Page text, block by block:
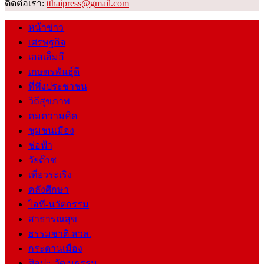
ติดต่อเรา: tthaipress@gmail.com
หน้าข่าว
เศรษฐกิจ
เอสเอ็มอี
เกษตรพันธุ์ดี
ที่พึ่งประชาชน
วิถีสุขภาพ
คมความคิด
ชุมชนเมือง
ช่อฟ้า
วัยต๊าช
เที่ยวระเริง
คลังศึกษา
ไอที-นวัตกรรม
สาธารณสุข
ธรรมชาติ-สวล.
กระดานเมือง